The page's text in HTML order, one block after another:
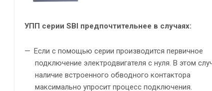
УПП серии SBI предпочтительнее в случаях:
Если с помощью серии производится первичное
подключение электродвигателя с нуля. В этом
наличие встроенного обводного контактора
максимально упросит процесс подключения.